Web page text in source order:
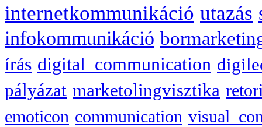
internetkommunikáció utazás
infokommunikáció
írás digital_communication
pályázat marketolingvisztika
emoticon communication